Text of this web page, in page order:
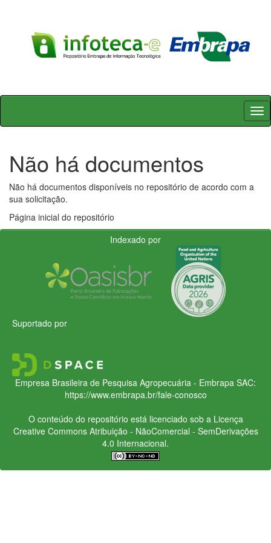
Skip
Não há documentos
Não há documentos disponíveis no repositório de acordo com a
sua solicitação.
Página inicial do repositório
Indexado por
Suportado por
Empresa Brasileira de Pesquisa Agropecuária - Embrapa SAC:
https://www.embrapa.br/fale-conosco
O conteúdo do repositório está licenciado sob a Licença
Creative CommonsAtribuição - NãoComercial - SemDerivações
4.0 Internacional.